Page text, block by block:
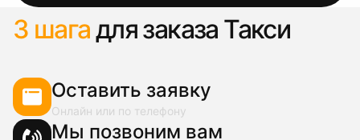
3 шагадля заказа Такси
Оставить заявку
Онлайн или по телефону
Мы позвоним вам